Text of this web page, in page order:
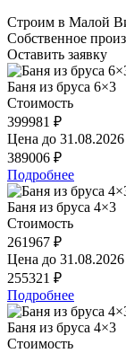
Строим в Малой
Собственное
Оставить заявку
Баня из бруса 6×3
Стоимость
399981 ₽
Цена до 31.08.2026
389006 ₽
Подробнее
Баня из бруса 4×3
Стоимость
261967 ₽
Цена до 31.08.2026
255321 ₽
Подробнее
Баня из бруса 4×3
Стоимость